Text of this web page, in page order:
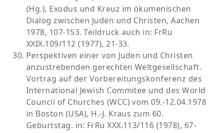
(Hg.), Exodus und Kreuz im ökumenischen
Dialog zwischen Juden und Christen, Aachen
1978, 107-153. Teildruck auch in: FrRu
XXIX.109/112 (1977), 21-33.
Perspektiven einer von Juden und Christen
anzustrebenden gerechten Weltgesellschaft.
Vortrag auf der Vorbereitungskonferenz des
International Jewish Commitee und des World
Council of Churches (WCC) vom 09.-12.04.1978
in Boston (USA), H.-J. Kraus zum 60.
Geburtstag. in: FrRu XXX.113/116 (1978), 67-